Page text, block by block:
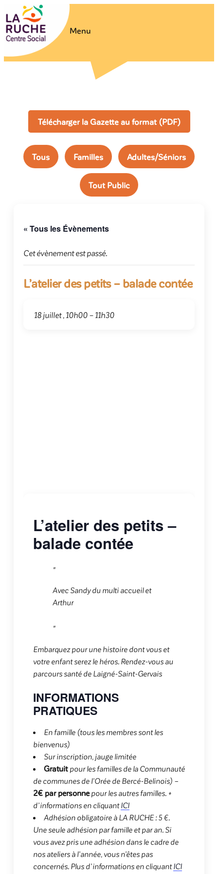
Menu
Télécharger la Gazette au format (PDF)
Tous Familles Adultes/Séniors
Tout Public
« Tous les Évènements
Cet évènement est passé.
L’atelier des petits – balade contée
18 juillet , 10h00 – 11h30
L’atelier des petits –
balade contée
Avec Sandy du multi accueil et
Arthur
Embarquez pour une histoire dont vous et
votre enfant serez le héros. Rendez-vous au
parcours santé de Laigné-Saint-Gervais
INFORMATIONS
PRATIQUES
En famille (tous les membres sont les
bienvenus)
Sur inscription, jauge limitée
Gratuit pour les familles de la Communauté
de communes de l’Orée de Bercé-Belinois) –
2€ par personnepour les autres familles. +
d’informations en cliquantICI
Adhésion obligatoire à LA RUCHE : 5 €.
Une seule adhésion par famille et par an. Si
vous avez pris une adhésion dans le cadre de
nos ateliers à l’année, vous n’êtes pas
concernés. Plus d’informations en cliquantICI